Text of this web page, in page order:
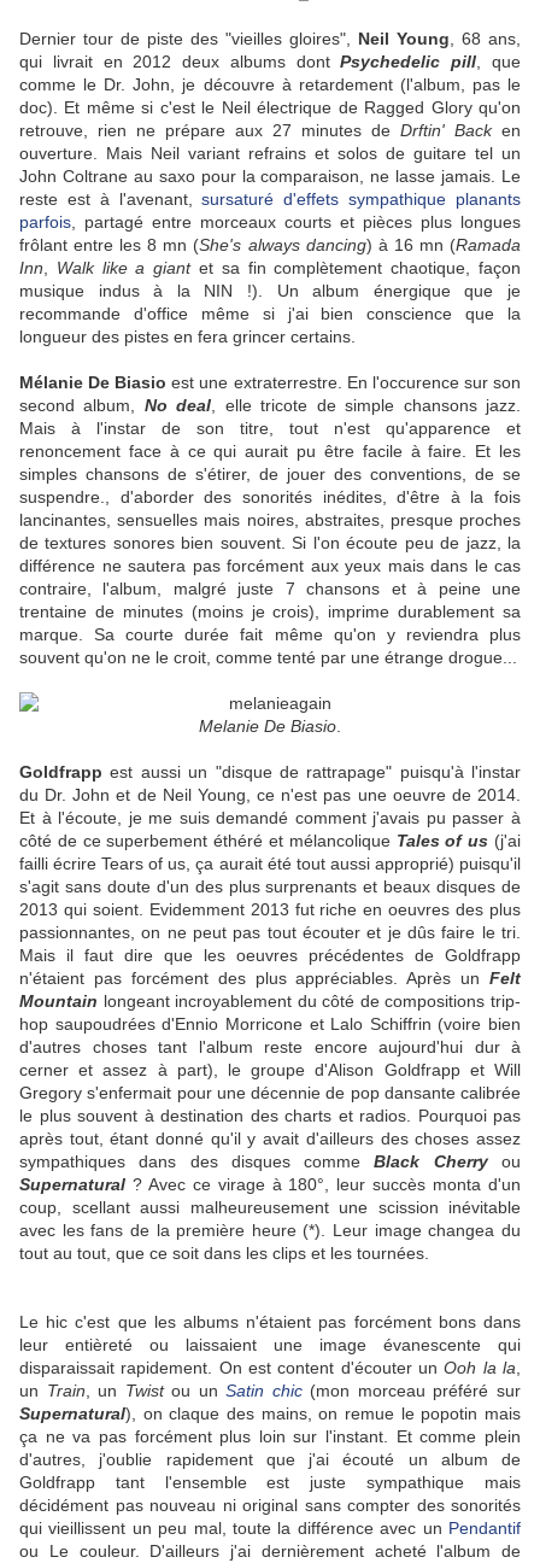
Dernier tour de piste des "vieilles gloires", Neil Young , 68 ans,
qui livrait en 2012 deux albums dontPsychedelic pill , que
comme le Dr. John, je découvre à retardement (l'album, pas le
doc). Et même si c'est le Neil électrique de Ragged Glory qu'on
retrouve, rien ne prépare aux 27 minutes de Drftin' Backen
ouverture. Mais Neil variant refrains et solos de guitare tel un
John Coltrane au saxo pour la comparaison, ne lasse jamais. Le
reste est à l'avenant,sursaturé d'effets sympathique planants
parfois , partagé entre morceaux courts et pièces plus longues
frôlant entre les 8 mn (She's always dancing) à 16 mn (Ramada
Inn
Walk like a giantet sa fin complètement chaotique, façon
musique indus à la NIN !). Un album énergique que je
recommande d'office même si j'ai bien conscience que la
longueur des pistes en fera grincer certains.
Mélanie De Biasio est une extraterrestre. En l'occurence sur son
second album, No deal , elle tricote de simple chansons jazz.
Mais à l'instar de son titre, tout n'est qu'apparence et
renoncement face à ce qui aurait pu être facile à faire. Et les
simples chansons de s'étirer, de jouer des conventions, de se
suspendre., d'aborder des sonorités inédites, d'être à la fois
lancinantes, sensuelles mais noires, abstraites, presque proches
de textures sonores bien souvent. Si l'on écoute peu de jazz, la
différence ne sautera pas forcément aux yeux mais dans le cas
contraire, l'album, malgré juste 7 chansons et à peine une
trentaine de minutes (moins je crois), imprime durablement sa
marque. Sa courte durée fait même qu'on y reviendra plus
souvent qu'on ne le croit, comme tenté par une étrange drogue...
Melanie De Biasio
Goldfrapp est aussi un "disque de rattrapage" puisqu'à l'instar
du Dr. John et de Neil Young, ce n'est pas une oeuvre de 2014.
Et à l'écoute, je me suis demandé comment j'avais pu passer à
côté de ce superbement éthéré et mélancolique Tales of us (j'ai
failli écrire Tears of us, ça aurait été tout aussi approprié) puisqu'il
s'agit sans doute d'un des plus surprenants et beaux disques de
2013 qui soient. Evidemment 2013 fut riche en oeuvres des plus
passionnantes, on ne peut pas tout écouter et je dûs faire le tri.
Mais il faut dire que les oeuvres précédentes de Goldfrapp
n'étaient pas forcément des plus appréciables. Après un Felt
Mountain longeant incroyablement du côté de compositions trip-
hop saupoudrées d'Ennio Morricone et Lalo Schiffrin (voire bien
d'autres choses tant l'album reste encore aujourd'hui dur à
cerner et assez à part), le groupe d'Alison Goldfrapp et Will
Gregory s'enfermait pour une décennie de pop dansante calibrée
le plus souvent à destination des charts et radios. Pourquoi pas
après tout, étant donné qu'il y avait d'ailleurs des choses assez
sympathiques dans des disques commeBlack Cherryou
Supernatural ? Avec ce virage à 180°, leur succès monta d'un
coup, scellant aussi malheureusement une scission inévitable
avec les fans de la première heure (*). Leur image changea du
tout au tout, que ce soit dans les clips et les tournées.
Le hic c'est que les albums n'étaient pas forcément bons dans
leur entièreté ou laissaient une image évanescente qui
disparaissait rapidement. On est content d'écouter unOoh la la
un Train , un Twistou unSatin chic(mon morceau préféré sur
Supernatural), on claque des mains, on remue le popotin mais
ça ne va pas forcément plus loin sur l'instant. Et comme plein
d'autres, j'oublie rapidement que j'ai écouté un album de
Goldfrapp tant l'ensemble est juste sympathique mais
décidément pas nouveau ni original sans compter des sonorités
qui vieillissent un peu mal, toute la différence avec un Pendantif
ou Le couleur. D'ailleurs j'ai dernièrement acheté l'album de